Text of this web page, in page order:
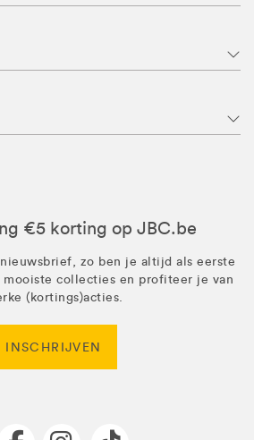
€5 korting op JBC.be
zo ben je altijd als eerste
mooiste collecties en profiteer je van
(kortings)acties.
INSCHRIJVEN